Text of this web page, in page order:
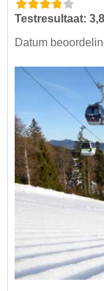
Testresultaat:
Datum